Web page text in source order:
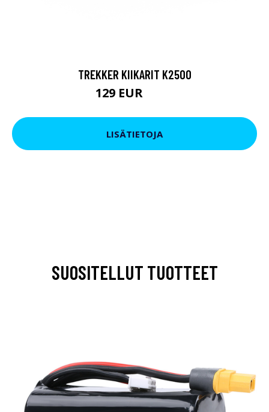
TREKKER KIIKARIT K2500
129 EUR
LISÄTIETOJA
SUOSITELLUT TUOTTEET